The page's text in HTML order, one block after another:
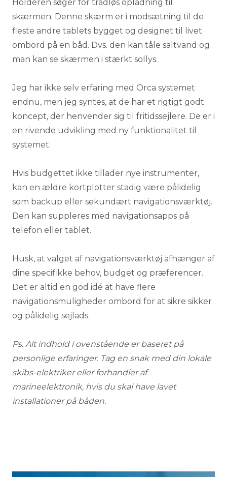
Holderen søger for trådløs opladning til
skærmen. Denne skærm er i modsætning til de
fleste andre tablets bygget og designet til livet
ombord på en båd. Dvs. den kan tåle saltvand og
man kan se skærmen i stærkt sollys.
Jeg har ikke selv erfaring med Orca systemet
endnu, men jeg syntes, at de har et rigtigt godt
koncept, der henvender sig til fritidssejlere. De er i
en rivende udvikling med ny funktionalitet til
systemet.
Hvis budgettet ikke tillader nye instrumenter,
kan en ældre kortplotter stadig være pålidelig
som backup eller sekundært navigationsværktøj.
Den kan suppleres med navigationsapps på
telefon eller tablet.
Husk, at valget af navigationsværktøj afhænger af
dine specifikke behov, budget og præferencer.
Det er altid en god idé at have flere
navigationsmuligheder ombord for at sikre sikker
og pålidelig sejlads.
Ps. Alt indhold i ovenstående er baseret på
personlige erfaringer. Tag en snak med din lokale
skibs-elektrikereller forhandler af
marineelektronik, hvis du skal have lavet
installationer på båden.